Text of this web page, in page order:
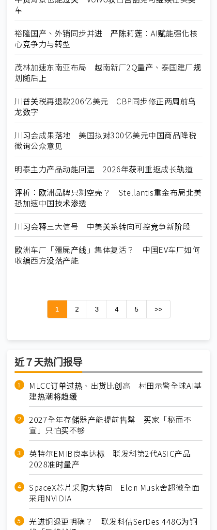
车
裕隆国产、外销同步并进 严陈莉莲：AI赋能强化核
心竞争力与转型
茂林加速东南亚布局 越南新厂2Q量产、泰国建厂规
划随后上
川普关税再退款206亿美元 CBP同步修正两周前乌
龙数字
川习会成果落地 美国拟对300亿美元中国商品降税
徵询公众意见
明泰主力产品动能回温 2026年获利重返成长轨道
评析：欧洲品牌只剩空壳？ Stellantis重金布局北美
恐加速中国技术渗透
川习会释三大信号 中美关系转向可控竞争新阶段
欧洲车厂「殭屍产线」集体复活？ 中国EV车厂如何
收编西方没落产能
1 2 3 4 5 >>
近７天热门报导
MLCC订单过热、出货比创高 村田示警全球AI基
建热潮将趋缓
2027全年存储器产能提前售罄 买家「秘而不
宣」只怕买不够
英特尔EMIB良率达标 联发科第2代ASIC产品
2028准时量产
SpaceX芯片采购大转向 Elon Musk舍超微全面
采用NVIDIA
光进铜退更明确？ 联发科估SerDes 448G为铜